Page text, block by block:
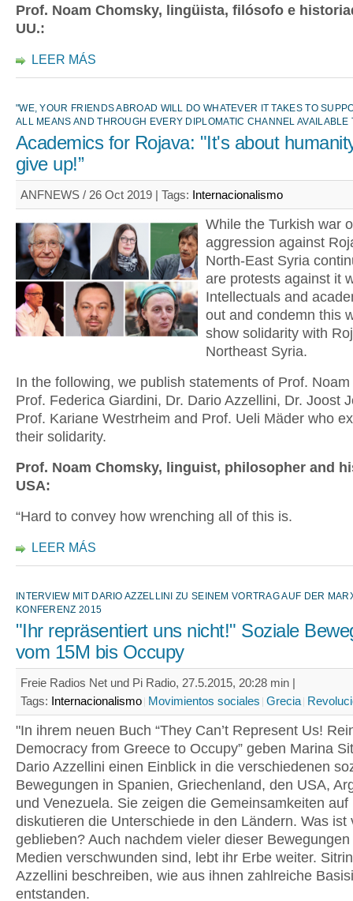
Prof. Noam Chomsky, lingüista, filósofo e
UU.:
LEER MÁS
"WE, YOUR FRIENDS ABROAD WILL DO WHATEVER IT TAKES TO
ALL MEANS AND THROUGH EVERY DIPLOMATIC CHANNEL AVAILABLE
Academics for Rojava: "It's about
give up!”
ANFNEWS / 26 Oct 2019 | Tags: Internacionalismo
While the Turkish war
aggression against
North-East Syria
are protests against it
Intellectuals and
out and condemn this
show solidarity with
Northeast Syria.
In the following, we publish statements of Prof.
Prof. Federica Giardini, Dr. Dario Azzellini, Dr. Joost
Prof. Kariane Westrheim and Prof. Ueli Mäder who
their solidarity.
Prof. Noam Chomsky, linguist, philosopher and
USA:
“Hard to convey how wrenching all of this is.
LEER MÁS
INTERVIEW MIT DARIO AZZELLINI ZU SEINEM VORTRAG AUF DER
KONFERENZ 2015
"Ihr repräsentiert uns nicht!" Soziale
vom 15M bis Occupy
Freie Radios Net und Pi Radio, 27.5.2015, 20:28 min |
Tags: Internacionalismo Movimientos sociales Grecia
"In ihrem neuen Buch “They Can’t Represent Us!
Democracy from Greece to Occupy” geben Marina
Dario Azzellini einen Einblick in die verschiedenen
Bewegungen in Spanien, Griechenland, den USA,
und Venezuela. Sie zeigen die Gemeinsamkeiten auf
diskutieren die Unterschiede in den Ländern. Was ist
geblieben? Auch nachdem vieler dieser
Medien verschwunden sind, lebt ihr Erbe weiter.
Azzellini beschreiben, wie aus ihnen zahlreiche
entstanden.